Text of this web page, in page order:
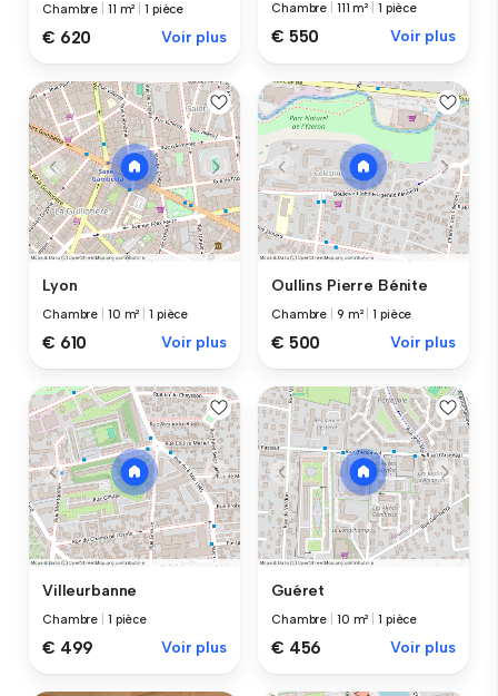
Chambre 11 m² |1 pièce
€ 620 Voir plus
Chambre 111 m² 1 pièce
€ 550 Voir plus
Lyon
Chambre 10 m² |1 pièce
€ 610 Voir plus
Oullins Pierre Bénite
Chambre 9 m² |1 pièce
€ 500 Voir plus
Villeurbanne
Chambre 1 pièce
€ 499 Voir plus
Guéret
Chambre 10 m² |1 pièce
€ 456 Voir plus